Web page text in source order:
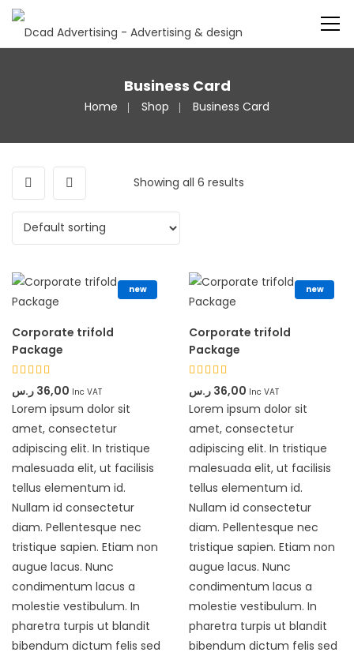
Business Card
Home Shop Business Card
Showing all 6 results
new
Corporate trifold
Package
4.33
out of 5
36,00 ر.س Inc VAT
Lorem ipsum dolor sit
amet, consectetur
adipiscing elit. In tristique
malesuada elit, ut facilisis
tellus elementum id.
Nullam id consectetur
diam. Pellentesque nec
tristique sapien. Etiam non
augue lacus. Nunc
condimentum lacus a
molestie vestibulum. In
pharetra turpis ut blandit
bibendum dictum felis sed
new
Corporate trifold
Package
4.33
out of 5
36,00 ر.س Inc VAT
Lorem ipsum dolor sit
amet, consectetur
adipiscing elit. In tristique
malesuada elit, ut facilisis
tellus elementum id.
Nullam id consectetur
diam. Pellentesque nec
tristique sapien. Etiam non
augue lacus. Nunc
condimentum lacus a
molestie vestibulum. In
pharetra turpis ut blandit
bibendum dictum felis sed